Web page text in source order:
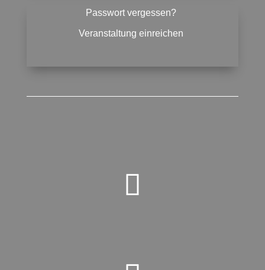
Passwort vergessen?
Veranstaltung einreichen